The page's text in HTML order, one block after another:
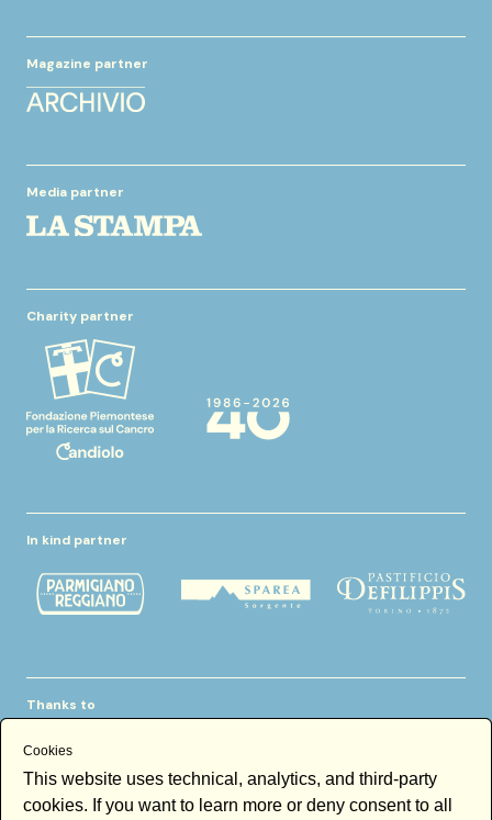
Magazine partner
Media partner
Charity partner
In kind partner
Thanks to
Cookies
This website uses technical, analytics, and third-party
cookies. If you want to learn more or deny consent to all